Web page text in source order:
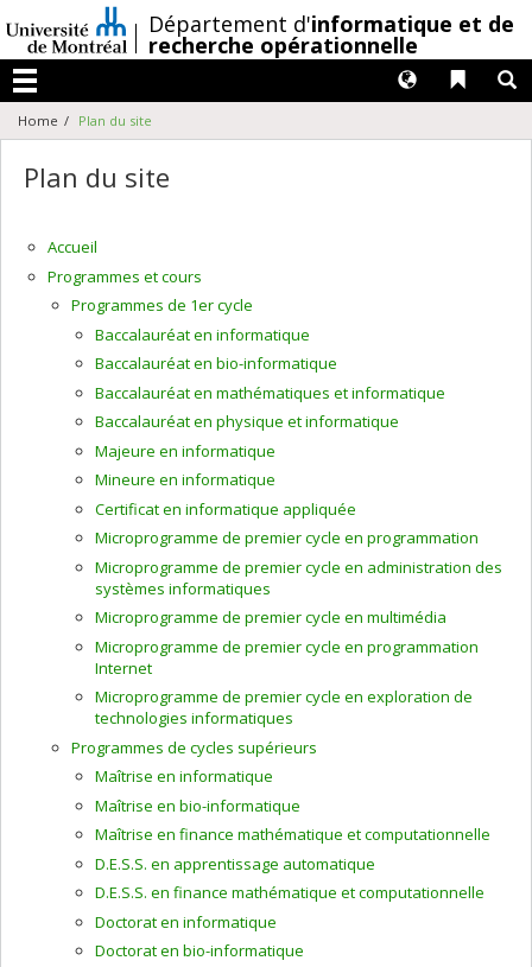
au
contenu
/Département d'informatique et de
recherche opérationnelle
Menu
Liens
Langues
Home Plan du site
Plan du site
Accueil
Programmes et cours
Programmes de 1er cycle
Baccalauréat en informatique
Baccalauréat en bio-informatique
Baccalauréat en mathématiques et informatique
Baccalauréat en physique et informatique
Majeure en informatique
Mineure en informatique
Certificat en informatique appliquée
Microprogramme de premier cycle en programmation
Microprogramme de premier cycle en administration des
systèmes informatiques
Microprogramme de premier cycle en multimédia
Microprogramme de premier cycle en programmation
Internet
Microprogramme de premier cycle en exploration de
technologies informatiques
Programmes de cycles supérieurs
Maîtrise en informatique
Maîtrise en bio-informatique
Maîtrise en finance mathématique et computationnelle
D.E.S.S. en apprentissage automatique
D.E.S.S. en finance mathématique et computationnelle
Doctorat en informatique
Doctorat en bio-informatique